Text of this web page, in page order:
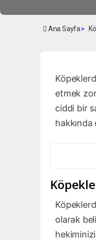
Ana Sayfa>
etmek
ciddi bir
olarak